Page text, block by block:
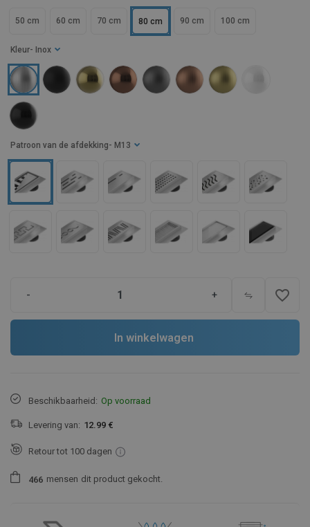
50 cm 60 cm 70 cm 80 cm 90 cm 100 cm
Kleur - Inox
Patroon van de afdekking - M13
- + favorite_border
In winkelwagen
Beschikbaarheid: Op voorraad
Levering van: 12.99 €
Retour tot 100 dagen
466 mensen dit product gekocht.